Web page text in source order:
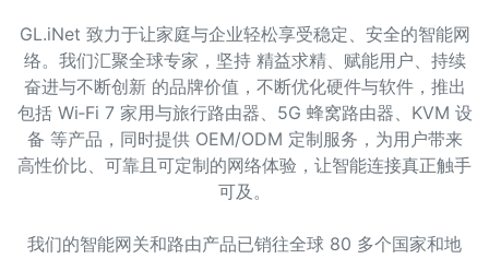
敬请期待
GL.iNet 致力于让家庭与企业轻松享受稳定、安全的智能网
络。我们汇聚全球专家，坚持 精益求精、赋能用户、持续
奋进与不断创新 的品牌价值，不断优化硬件与软件，推出
包括 Wi‑Fi 7 家用与旅行路由器、5G 蜂窝路由器、KVM 设
备 等产品，同时提供 OEM/ODM 定制服务，为用户带来
高性价比、可靠且可定制的网络体验，让智能连接真正触手
可及。
我们的智能网关和路由产品已销往全球 80 多个国家和地